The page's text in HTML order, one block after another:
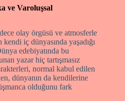
ve Varoluşsal
olay örgüsü ve atmosferle
kendi iç dünyasında yaşadığı
edebiyatında bu
yazar hiç tartışmasız
normal kabul edilen
dünyanın da kendilerine
olduğunu fark